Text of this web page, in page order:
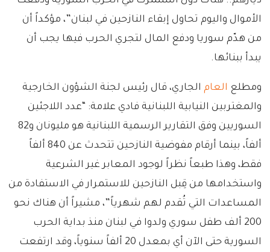
الأموال واليوم تحاول إبقاء النازحين في لبنان”، مؤكداً أن
من هدّم سوريا ودفع المال لتجري الحرب فيها يجب أن
يبدأ ببنائها.
ومطلع العام الجاري، قال رئيس لجنة الشؤون الخارجية
والمغتربين النيابية اللبنانية فادي علامة: “عدد اللاجئين
السوريين وفق التقارير الرسمية اللبنانية هو مليونان و82
ألفاً، بينما أرقام مفوضية النازحين تتحدث عن 840 ألفاً
فقط، وهذا طبعاً نظراً لوجود المعابر غير الشرعية
واستخدامها من قِبل النازحين للاستمرار في الاستفادة من
المساعدات التي تُقدم لهم شهرياً”، مشيراً أن هناك نحو
200 ألف طفل سوري ولدوا في لبنان منذ بداية الحرب
السورية حتى الآن أي بمعدل 20 ألفاً سنوياً، وقد ارتفعت